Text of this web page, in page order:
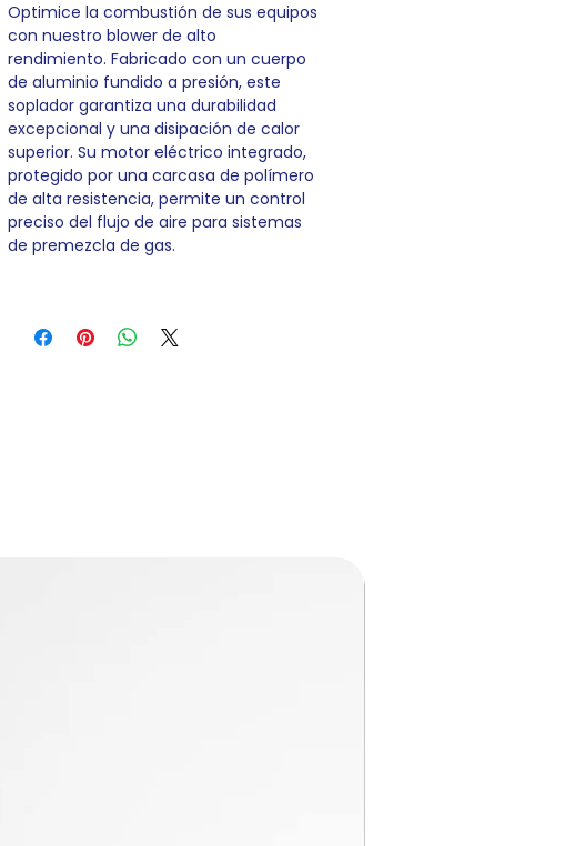
Optimice la combustión de sus equipos
con nuestro blower de alto
rendimiento. Fabricado con un cuerpo
de aluminio fundido a presión, este
soplador garantiza una durabilidad
excepcional y una disipación de calor
superior. Su motor eléctrico integrado,
protegido por una carcasa de polímero
de alta resistencia, permite un control
preciso del flujo de aire para sistemas
de premezcla de gas.